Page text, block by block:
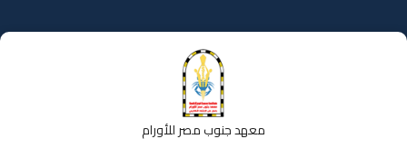
إلى
المحتوى
معهد جنوب مصر للأورام